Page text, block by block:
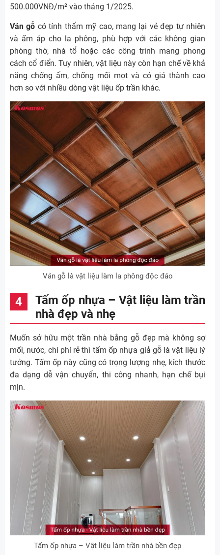
500.000VNĐ/m² vào tháng 1/2025.
Ván gỗ có tính thẩm mỹ cao, mang lại vẻ đẹp tự nhiên
và ấm áp cho la phông, phù hợp với các không gian
phòng thờ, nhà tổ hoặc các công trình mang phong
cách cổ điển. Tuy nhiên, vật liệu này còn hạn chế về khả
năng chống ẩm, chống mối mọt và có giá thành cao
hơn so với nhiều dòng vật liệu ốp trần khác.
Ván gỗ là vật liệu làm la phông độc đáo
Tấm ốp nhựa – Vật liệu làm trần
nhà đẹp và nhẹ
Muốn sở hữu một trần nhà bằng gỗ đẹp mà không sợ
mối, nước, chi phí rẻ thì tấm ốp nhựa giả gỗ là vật liệu lý
tưởng. Tấm ốp này cũng có trọng lượng nhẹ, kích thước
đa dạng dễ vận chuyển, thi công nhanh, hạn chế bụi
mịn.
Tấm ốp nhựa – Vật liệu làm trần nhà bền đẹp